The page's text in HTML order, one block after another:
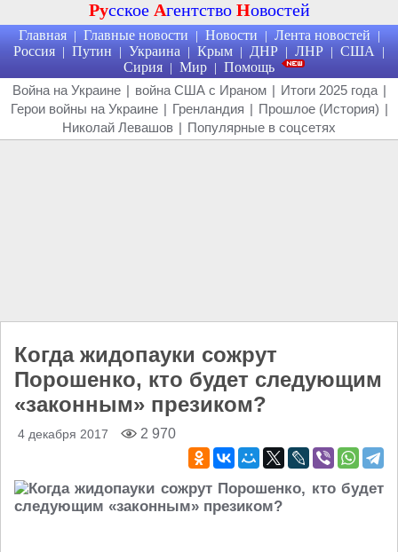
Русское Агентство Новостей
Главная | Главные новости | Новости | Лента новостей |
Россия | Путин | Украина | Крым | ДНР | ЛНР | США |
Сирия | Мир | Помощь
Война на Украине | война США с Ираном | Итоги 2025 года |
Герои войны на Украине | Гренландия | Прошлое (История) |
Николай Левашов | Популярные в соцсетях
Когда жидопауки сожрут
Порошенко, кто будет следующим
«законным» презиком?
4 декабря 2017 2 970